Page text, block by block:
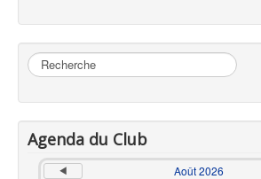
Rechercher
Agenda du Club
Août 2026